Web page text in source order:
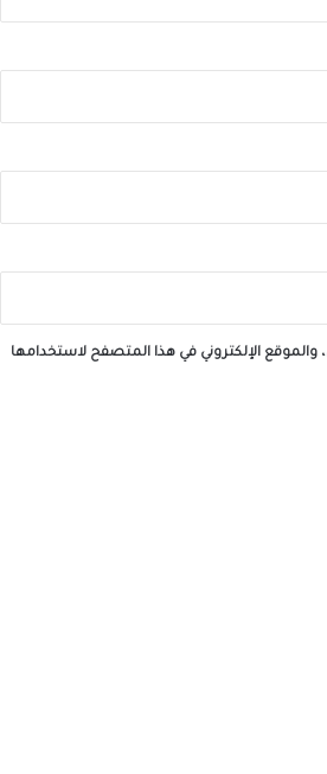
والموقع الإلكتروني في هذا المتصفح لاستخدامها